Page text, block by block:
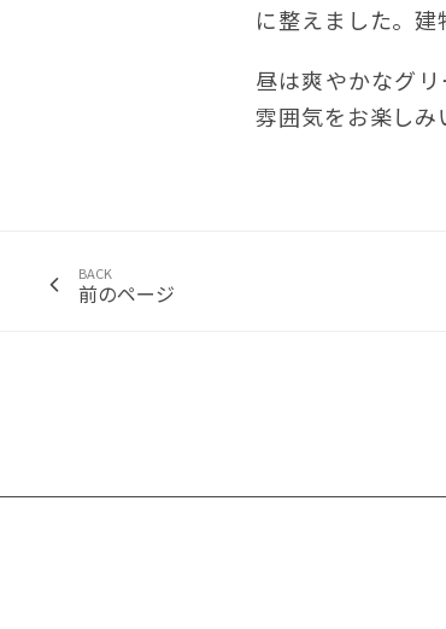
に整えました。建
昼は爽やかなグ
雰囲気をお楽しみ
BACK
前のページ